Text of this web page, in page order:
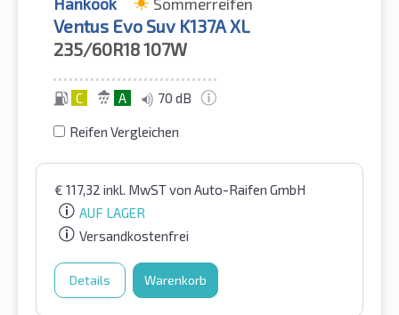
Ventus Evo Suv K137A XL
235/60R18107W
C A 70 dB
Reifen Vergleichen
€ 117,32 inkl. MwSTvon Auto-Raifen GmbH
AUF LAGER
Versandkostenfrei
Details Warenkorb